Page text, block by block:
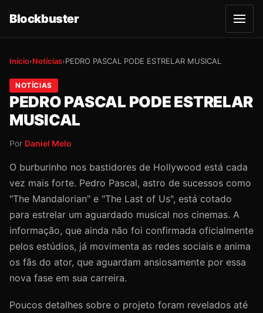
Blockbuster
A
b
r
Início›Notícias›PEDRO PASCAL PODE ESTRELAR MUSICAL
NOTÍCIAS
PEDRO PASCAL PODE ESTRELAR
MUSICAL
Por Daniel Melo
O burburinho nos bastidores de Hollywood está cada
vez mais forte. Pedro Pascal, astro de sucessos como
"The Mandalorian" e "The Last of Us", está cotado
para estrelar um aguardado musical nos cinemas. A
informação, que ainda não foi confirmada oficialmente
pelos estúdios, já movimenta as redes sociais e anima
os fãs do ator, que aguardam ansiosamente por essa
nova fase em sua carreira.
Poucos detalhes sobre o projeto foram revelados até